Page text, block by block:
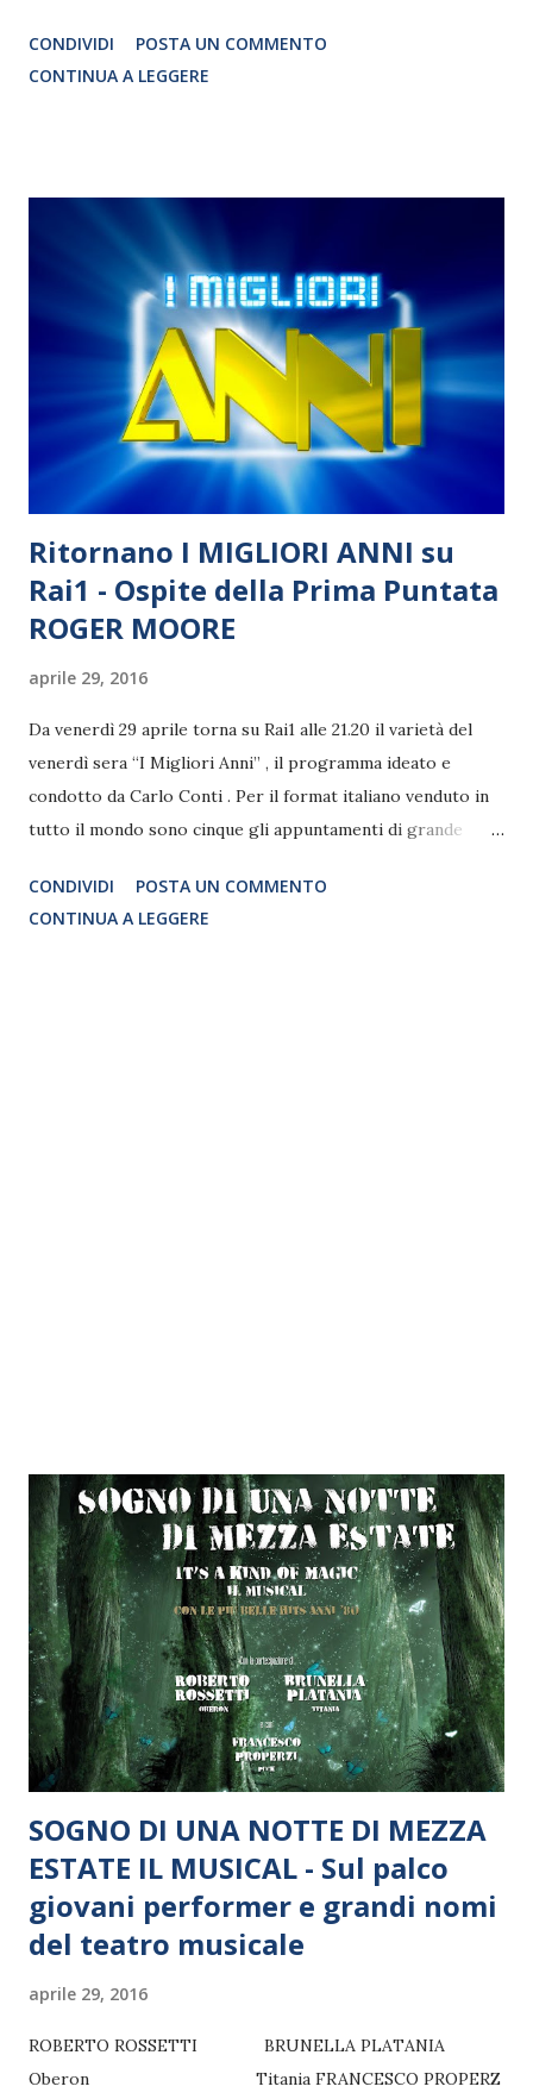
in scena da Planet Arts Collettivo Teatrale. Già
rappresentati a Roma e nelle maggiori città italiane, i tre
numerosi riconoscimenti, fra cui la Selezione Premio
“Dante Cappelletti”, il Premio di Drammaturgia Nazionale
“DO.IT”, il Premio Speciale Drammaturgia “Oltreparola
2015”, e ancora le fasi finali di “Stazioni d’Emergenza –
Galleria Toledo” e del “Premio Teatro Traiano”. I testi della
Trilogia, inoltre, sono stati pubblicati nella collana “Le
Nebulose - Teatro” di ChiPiùNeArt Edizioni.
CONDIVIDI
POSTA UN COMMENTO
CONTINUA A LEGGERE
Ritornano I MIGLIORI ANNI su
Rai1 - Ospite della Prima Puntata
ROGER MOORE
aprile 29, 2016
Da venerdì 29 aprile torna su Rai1 alle 21.20 il varietà del
venerdì sera “I Migliori Anni” , il programma ideato e
condotto da Carlo Conti . Per il format italiano venduto in
tutto il mondo sono cinque gli appuntamenti di grande
più belle della nostra storia attraverso la musica, il cinema,
la televisione, le curiosità, i volti amati e quelli dimenticati
CONDIVIDI
POSTA UN COMMENTO
CONTINUA A LEGGERE
SOGNO DI UNA NOTTE DI MEZZA
ESTATE IL MUSICAL - Sul palco
giovani performer e grandi nomi
del teatro musicale
aprile 29, 2016
ROBERTO ROSSETTI BRUNELLA PLATANIA
Oberon Titania FRANCESCO PROPERZ